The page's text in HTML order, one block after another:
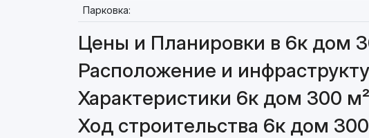
Парковка:
Цены и Планировки в 6к дом
Расположение и
Характеристики 6к дом 300 м²
Ход строительства 6к дом